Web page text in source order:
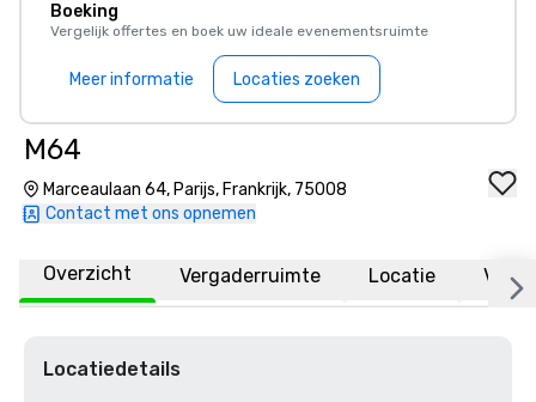
Boeking
Vergelijk offertes en boek uw ideale evenementsruimte
Meer informatie Locaties zoeken
M64
Marceaulaan 64, Parijs, Frankrijk, 75008
Contact met ons opnemen
Overzicht Vergaderruimte Locatie
Locatiedetails